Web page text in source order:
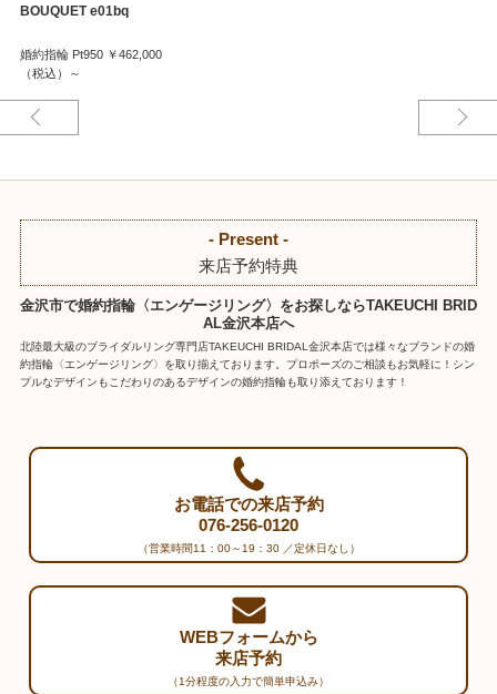
BOUQUET e01bq
婚約指輪 Pt950 ￥462,000
（税込）～
- Present -
来店予約特典
金沢市で婚約指輪〈エンゲージリング〉をお探しならTAKEUCHI BRID
AL金沢本店へ
北陸最大級のブライダルリング専門店TAKEUCHI BRIDAL金沢本店では様々なブランドの婚
約指輪〈エンゲージリング〉を取り揃えております。プロポーズのご相談もお気軽に！シン
プルなデザインもこだわりのあるデザインの婚約指輪も取り添えております！
お電話での来店予約
076-256-0120
（営業時間11：00～19：30 ／定休日なし）
WEBフォームから
来店予約
（1分程度の入力で簡単申込み）